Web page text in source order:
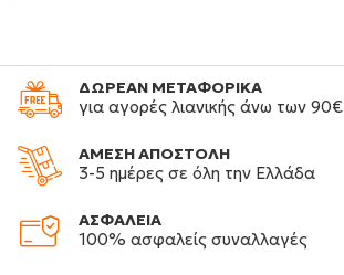
ΔΩΡΕΑΝ ΜΕΤΑΦΟΡΙΚΑ
για αγορές λιανικής άνω των 90€
ΑΜΕΣΗ ΑΠΟΣΤΟΛΗ
3-5 ημέρες σε όλη την Ελλάδα
ΑΣΦΑΛΕΙΑ
100% ασφαλείς συναλλαγές